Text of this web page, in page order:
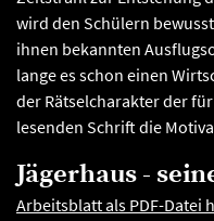
wird den Schülern
ihnen bekannten
lange es schon einen
der Rätselcharakter der
lesenden Schrift die
Jägerhaus -
Arbeitsblatt als PDF-Datei